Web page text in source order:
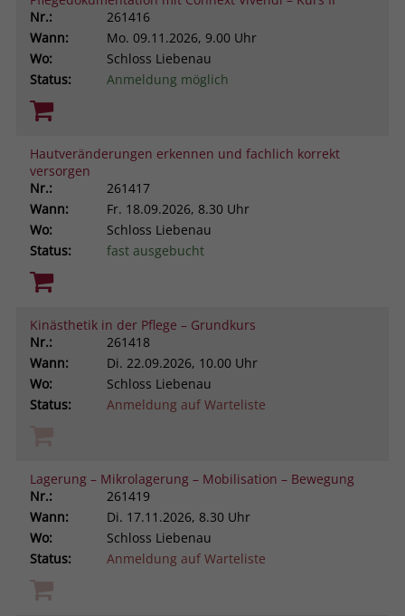
Nr.:
261416
Wann:
Mo. 09.11.2026, 9.00 Uhr
Wo:
Schloss Liebenau
Status:
Anmeldung möglich
Hautveränderungen erkennen und fachlich korrekt
versorgen
Nr.:
261417
Wann:
Fr. 18.09.2026, 8.30 Uhr
Wo:
Schloss Liebenau
Status:
fast ausgebucht
Kinästhetik in der Pflege – Grundkurs
Nr.:
261418
Wann:
Di. 22.09.2026, 10.00 Uhr
Wo:
Schloss Liebenau
Status:
Anmeldung auf Warteliste
Lagerung – Mikrolagerung – Mobilisation – Bewegung
Nr.:
261419
Wann:
Di. 17.11.2026, 8.30 Uhr
Wo:
Schloss Liebenau
Status:
Anmeldung auf Warteliste